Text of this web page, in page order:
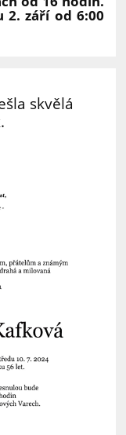
2. září od 6:00
skvělá